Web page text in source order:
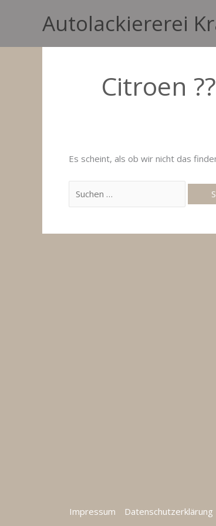
Autolackiererei
Citroen
Es scheint, als ob wir nicht das
Impressum Datenschutzerklärung